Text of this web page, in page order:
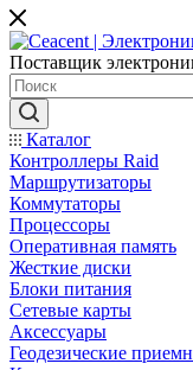
Поставщик
Каталог
Контроллеры Raid
Маршрутизаторы
Коммутаторы
Процессоры
Оперативная память
Жесткие диски
Блоки питания
Сетевые карты
Аксессуары
Геодезические